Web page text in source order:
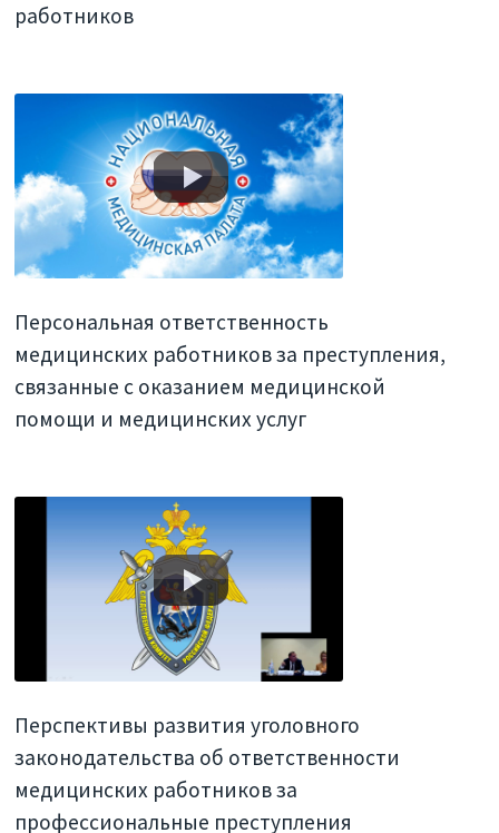
работников
Персональная ответственность
медицинских работников за преступления,
связанные с оказанием медицинской
помощи и медицинских услуг
Перспективы развития уголовного
законодательства об ответственности
медицинских работников за
профессиональные преступления